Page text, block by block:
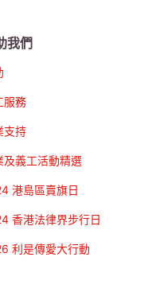
我們
服務
支持
及義工活動精選
港島區賣旗日
香港法律界步行日
利是傳愛大行動